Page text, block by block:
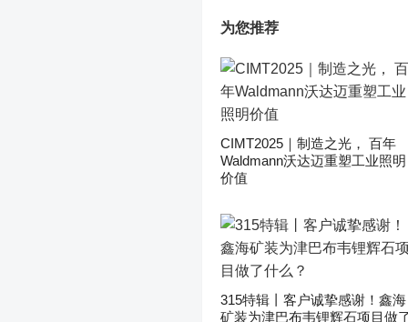
为您推荐
CIMT2025｜制造之光， 百年
Waldmann沃达迈重塑工业照明
价值
315特辑丨客户诚挚感谢！鑫海
矿装为津巴布韦锂辉石项目做